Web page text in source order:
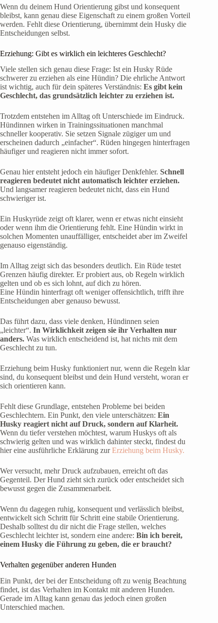
Wenn du deinem Hund Orientierung gibst und konsequent
bleibst, kann genau diese Eigenschaft zu einem großen Vorteil
werden. Fehlt diese Orientierung, übernimmt dein Husky die
Entscheidungen selbst.
Erziehung: Gibt es wirklich ein leichteres Geschlecht?
Viele stellen sich genau diese Frage: Ist ein Husky Rüde
schwerer zu erziehen als eine Hündin? Die ehrliche Antwort
ist wichtig, auch für dein späteres Verständnis: Es gibt kein
Geschlecht, das grundsätzlich leichter zu erziehen ist.
Trotzdem entstehen im Alltag oft Unterschiede im Eindruck.
Hündinnen wirken in Trainingssituationen manchmal
schneller kooperativ. Sie setzen Signale zügiger um und
erscheinen dadurch „einfacher“. Rüden hingegen hinterfragen
häufiger und reagieren nicht immer sofort.
Genau hier entsteht jedoch ein häufiger Denkfehler. Schnell
reagieren bedeutet nicht automatisch leichter erziehen.
Und langsamer reagieren bedeutet nicht, dass ein Hund
schwieriger ist.
Ein Huskyrüde zeigt oft klarer, wenn er etwas nicht einsieht
oder wenn ihm die Orientierung fehlt. Eine Hündin wirkt in
solchen Momenten unauffälliger, entscheidet aber im Zweifel
genauso eigenständig.
Im Alltag zeigt sich das besonders deutlich. Ein Rüde testet
Grenzen häufig direkter. Er probiert aus, ob Regeln wirklich
gelten und ob es sich lohnt, auf dich zu hören.
Eine Hündin hinterfragt oft weniger offensichtlich, trifft ihre
Entscheidungen aber genauso bewusst.
Das führt dazu, dass viele denken, Hündinnen seien
„leichter“. In Wirklichkeit zeigen sie ihr Verhalten nur
anders. Was wirklich entscheidend ist, hat nichts mit dem
Geschlecht zu tun.
Erziehung beim Husky funktioniert nur, wenn die Regeln klar
sind, du konsequent bleibst und dein Hund versteht, woran er
sich orientieren kann.
Fehlt diese Grundlage, entstehen Probleme bei beiden
Geschlechtern. Ein Punkt, den viele unterschätzen: Ein
Husky reagiert nicht auf Druck, sondern auf Klarheit.
Wenn du tiefer verstehen möchtest, warum Huskys oft als
schwierig gelten und was wirklich dahinter steckt, findest du
hier eine ausführliche Erklärung zurErziehung beim Husky.
Wer versucht, mehr Druck aufzubauen, erreicht oft das
Gegenteil. Der Hund zieht sich zurück oder entscheidet sich
bewusst gegen die Zusammenarbeit.
Wenn du dagegen ruhig, konsequent und verlässlich bleibst,
entwickelt sich Schritt für Schritt eine stabile Orientierung.
Deshalb solltest du dir nicht die Frage stellen, welches
Geschlecht leichter ist, sondern eine andere: Bin ich bereit,
einem Husky die Führung zu geben, die er braucht?
Verhalten gegenüber anderen Hunden
Ein Punkt, der bei der Entscheidung oft zu wenig Beachtung
findet, ist das Verhalten im Kontakt mit anderen Hunden.
Gerade im Alltag kann genau das jedoch einen großen
Unterschied machen.